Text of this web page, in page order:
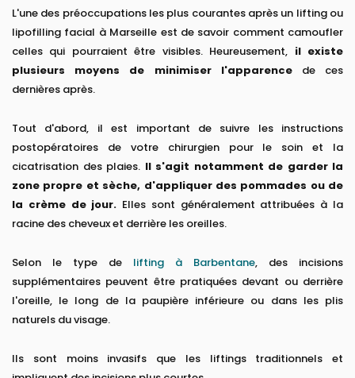
L'une des préoccupations les plus courantes après un lifting ou
lipofilling facial à Marseille est de savoir comment camoufler
celles qui pourraient être visibles. Heureusement, il existe
plusieurs moyens de minimiser l'apparencede ces
dernières après.
Tout d'abord, il est important de suivre les instructions
postopératoires de votre chirurgien pour le soin et la
cicatrisation des plaies. Il s'agit notamment de garder la
zone propre et sèche, d'appliquer des pommades ou de
la crème de jour. Elles sont généralement attribuées à la
racine des cheveux et derrière les oreilles.
Selon le type de lifting à Barbentane, des incisions
supplémentaires peuvent être pratiquées devant ou derrière
l'oreille, le long de la paupière inférieure ou dans les plis
naturels du visage.
Ils sont moins invasifs que les liftings traditionnels et